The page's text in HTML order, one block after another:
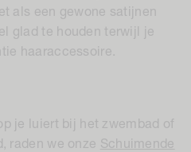
als een gewone satijnen
glad te houden terwijl je
haaraccessoire.
je luiert bij het zwembad of
raden we onze Schuimende